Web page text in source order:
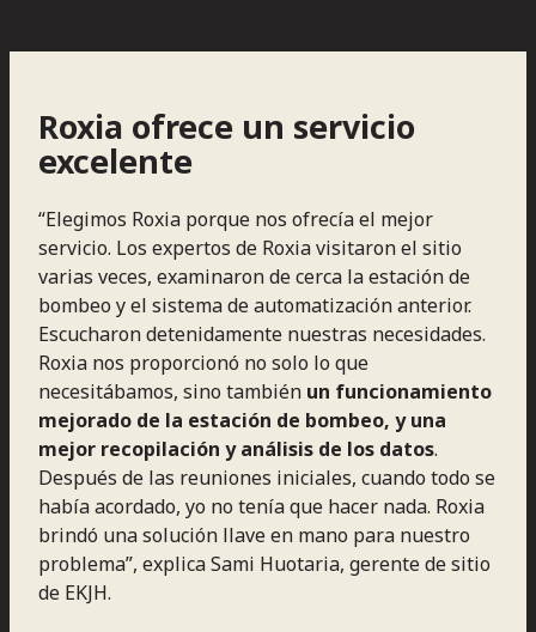
Roxia ofrece un servicio
excelente
“Elegimos Roxia porque nos ofrecía el mejor
servicio. Los expertos de Roxia visitaron el sitio
varias veces, examinaron de cerca la estación de
bombeo y el sistema de automatización anterior.
Escucharon detenidamente nuestras necesidades.
Roxia nos proporcionó no solo lo que
necesitábamos, sino también un funcionamiento
mejorado de la estación de bombeo, y una
mejor recopilación y análisis de los datos.
Después de las reuniones iniciales, cuando todo se
había acordado, yo no tenía que hacer nada. Roxia
brindó una solución llave en mano para nuestro
problema”, explica Sami Huotaria, gerente de sitio
de EKJH.